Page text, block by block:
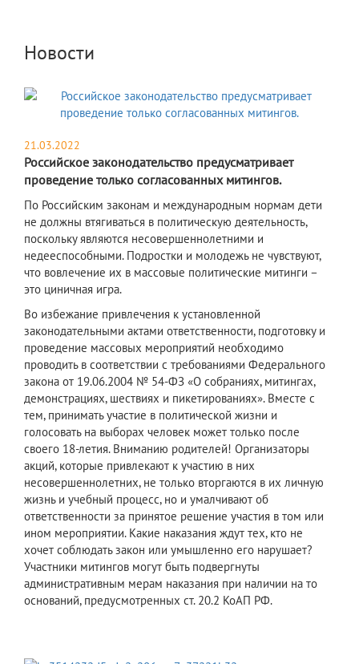
Новости
21.03.2022
Российское законодательство предусматривает
проведение только согласованных митингов.
По Российским законам и международным нормам дети
не должны втягиваться в политическую деятельность,
поскольку являются несовершеннолетними и
недееспособными. Подростки и молодежь не чувствуют,
что вовлечение их в массовые политические митинги –
это циничная игра.
Во избежание привлечения к установленной
законодательными актами ответственности, подготовку и
проведение массовых мероприятий необходимо
проводить в соответствии с требованиями Федерального
закона от 19.06.2004 № 54-ФЗ «О собраниях, митингах,
демонстрациях, шествиях и пикетированиях». Вместе с
тем, принимать участие в политической жизни и
голосовать на выборах человек может только после
своего 18-летия. Вниманию родителей! Организаторы
акций, которые привлекают к участию в них
несовершеннолетних, не только вторгаются в их личную
жизнь и учебный процесс, но и умалчивают об
ответственности за принятое решение участия в том или
ином мероприятии. Какие наказания ждут тех, кто не
хочет соблюдать закон или умышленно его нарушает?
Участники митингов могут быть подвергнуты
административным мерам наказания при наличии на то
оснований, предусмотренных ст. 20.2 КоАП РФ.